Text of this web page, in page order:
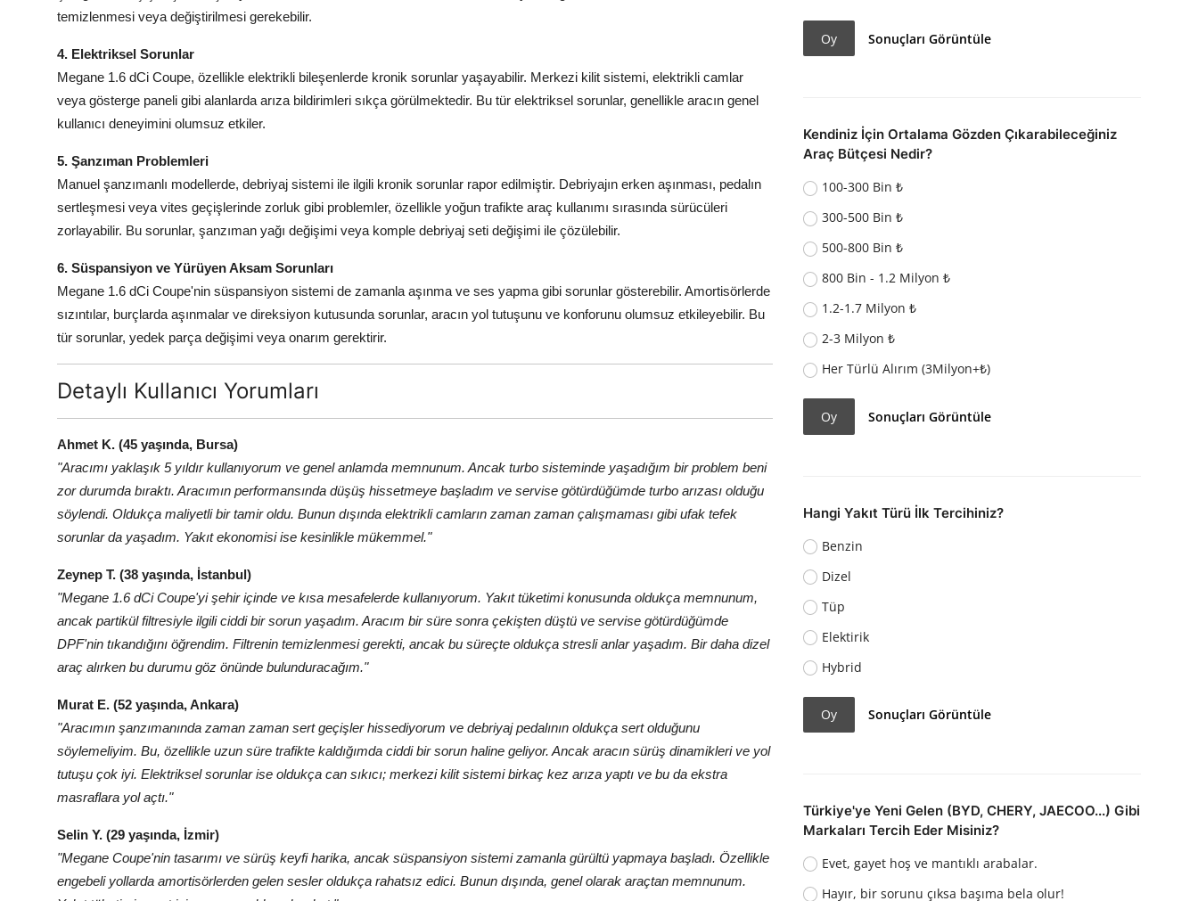
temizlenmesi veya değiştirilmesi gerekebilir.
4. Elektriksel Sorunlar
Megane 1.6 dCi Coupe, özellikle elektrikli bileşenlerde kronik sorunlar yaşayabilir. Merkezi kilit sistemi, elektrikli camlar
veya gösterge paneli gibi alanlarda arıza bildirimleri sıkça görülmektedir. Bu tür elektriksel sorunlar, genellikle aracın genel
kullanıcı deneyimini olumsuz etkiler.
5. Şanzıman Problemleri
Manuel şanzımanlı modellerde, debriyaj sistemi ile ilgili kronik sorunlar rapor edilmiştir. Debriyajın erken aşınması, pedalın
sertleşmesi veya vites geçişlerinde zorluk gibi problemler, özellikle yoğun trafikte araç kullanımı sırasında sürücüleri
zorlayabilir. Bu sorunlar, şanzıman yağı değişimi veya komple debriyaj seti değişimi ile çözülebilir.
6. Süspansiyon ve Yürüyen Aksam Sorunları
Megane 1.6 dCi Coupe'nin süspansiyon sistemi de zamanla aşınma ve ses yapma gibi sorunlar gösterebilir. Amortisörlerde
sızıntılar, burçlarda aşınmalar ve direksiyon kutusunda sorunlar, aracın yol tutuşunu ve konforunu olumsuz etkileyebilir. Bu
tür sorunlar, yedek parça değişimi veya onarım gerektirir.
Detaylı Kullanıcı Yorumları
Ahmet K. (45 yaşında, Bursa)
"Aracımı yaklaşık 5 yıldır kullanıyorum ve genel anlamda memnunum. Ancak turbo sisteminde yaşadığım bir problem beni
zor durumda bıraktı. Aracımın performansında düşüş hissetmeye başladım ve servise götürdüğümde turbo arızası olduğu
söylendi. Oldukça maliyetli bir tamir oldu. Bunun dışında elektrikli camların zaman zaman çalışmaması gibi ufak tefek
sorunlar da yaşadım. Yakıt ekonomisi ise kesinlikle mükemmel."
Zeynep T. (38 yaşında, İstanbul)
"Megane 1.6 dCi Coupe'yi şehir içinde ve kısa mesafelerde kullanıyorum. Yakıt tüketimi konusunda oldukça memnunum,
ancak partikül filtresiyle ilgili ciddi bir sorun yaşadım. Aracım bir süre sonra çekişten düştü ve servise götürdüğümde
DPF'nin tıkandığını öğrendim. Filtrenin temizlenmesi gerekti, ancak bu süreçte oldukça stresli anlar yaşadım. Bir daha dizel
araç alırken bu durumu göz önünde bulunduracağım."
Murat E. (52 yaşında, Ankara)
"Aracımın şanzımanında zaman zaman sert geçişler hissediyorum ve debriyaj pedalının oldukça sert olduğunu
söylemeliyim. Bu, özellikle uzun süre trafikte kaldığımda ciddi bir sorun haline geliyor. Ancak aracın sürüş dinamikleri ve yol
tutuşu çok iyi. Elektriksel sorunlar ise oldukça can sıkıcı; merkezi kilit sistemi birkaç kez arıza yaptı ve bu da ekstra
masraflara yol açtı."
Selin Y. (29 yaşında, İzmir)
"Megane Coupe'nin tasarımı ve sürüş keyfi harika, ancak süspansiyon sistemi zamanla gürültü yapmaya başladı. Özellikle
engebeli yollarda amortisörlerden gelen sesler oldukça rahatsız edici. Bunun dışında, genel olarak araçtan memnunum.
Oy Sonuçları Görüntüle
Kendiniz İçin Ortalama Gözden Çıkarabileceğiniz
Araç Bütçesi Nedir?
100-300 Bin ₺
300-500 Bin ₺
500-800 Bin ₺
800 Bin - 1.2 Milyon ₺
1.2-1.7 Milyon ₺
2-3 Milyon ₺
Her Türlü Alırım (3Milyon+₺)
Oy Sonuçları Görüntüle
Hangi Yakıt Türü İlk Tercihiniz?
Benzin
Dizel
Tüp
Elektirik
Hybrid
Oy Sonuçları Görüntüle
Türkiye'ye Yeni Gelen (BYD, CHERY, JAECOO...) Gibi
Markaları Tercih Eder Misiniz?
Evet, gayet hoş ve mantıklı arabalar.
Hayır, bir sorunu çıksa başıma bela olur!